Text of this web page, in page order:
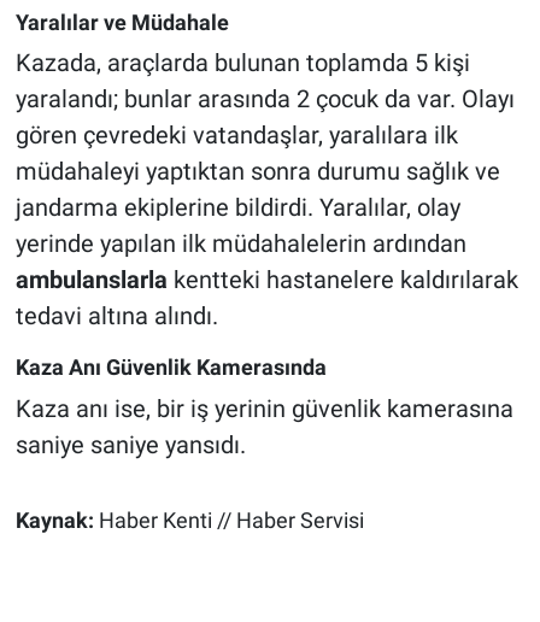
Yaralılar ve Müdahale
Kazada, araçlarda bulunan toplamda 5 kişi
yaralandı; bunlar arasında 2 çocuk da var. Olayı
gören çevredeki vatandaşlar, yaralılara ilk
müdahaleyi yaptıktan sonra durumu sağlık ve
jandarma ekiplerine bildirdi. Yaralılar, olay
yerinde yapılan ilk müdahalelerin ardından
ambulanslarla kentteki hastanelere kaldırılarak
tedavi altına alındı.
Kaza Anı Güvenlik Kamerasında
Kaza anı ise, bir iş yerinin güvenlik kamerasına
saniye saniye yansıdı.
Kaynak: Haber Kenti // Haber Servisi